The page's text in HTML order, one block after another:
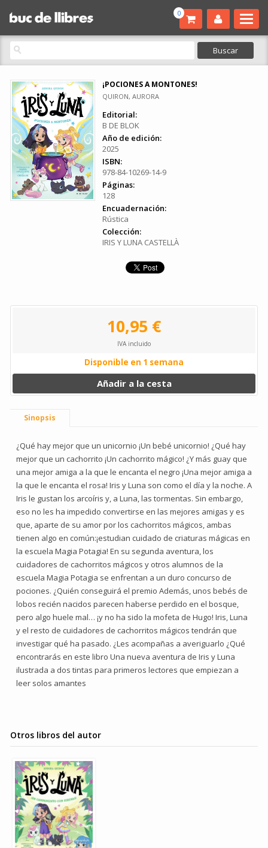
0
¡POCIONES A MONTONES!
QUIRON, AURORA
Editorial:
B DE BLOK
Año de edición:
2025
ISBN:
978-84-10269-14-9
Páginas:
128
Encuadernación:
Rústica
Colección:
IRIS Y LUNA CASTELLÀ
10,95 €
IVA incluido
Disponible en 1 semana
Añadir a la cesta
Sinopsis
¿Qué hay mejor que un unicornio ¡Un bebé unicornio! ¿Qué hay
mejor que un cachorrito ¡Un cachorrito mágico! ¿Y más guay que
una mejor amiga a la que le encanta el negro ¡Una mejor amiga a
la que le encanta el rosa! Iris y Luna son como el día y la noche. A
Iris le gustan los arcoíris y, a Luna, las tormentas. Sin embargo,
eso no les ha impedido convertirse en las mejores amigas y es
que, aparte de su amor por los cachorritos mágicos, ambas
tienen algo en común:¡estudian cuidado de criaturas mágicas en
la escuela Magia Potagia! En su segunda aventura, los
cuidadores de cachorritos mágicos y otros alumnos de la
escuela Magia Potagia se enfrentan a un duro concurso de
pociones. ¿Quién conseguirá el premio Además, unos bebés de
lobos recién nacidos parecen haberse perdido en el bosque,
pero algo huele mal… ¡y no ha sido la mofeta de Hugo! Iris, Luna
y el resto de cuidadores de cachorritos mágicos tendrán que
investigar qué ha pasado. ¿Les acompañas a averiguarlo ¿Qué
encontrarás en este libro Una nueva aventura de Iris y Luna
ilustrada a dos tintas para primeros lectores que empiezan a
leer solos amantes
Otros libros del autor